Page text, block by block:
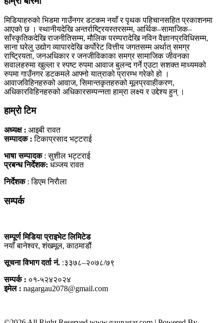
मिडियाहरुको भिडमा गाउँनगर डटकम नयाँ र पृथक पहिचानसहित प्रकाशनमा
आएको छ । स्थानीयदेखि अन्तर्राष्ट्रियस्तरसम्म, आर्थिक–सामाजिक–
साँस्कृतिकदेखि राजनीतिसम्म, मौलिक परम्परादेखि नविन वैज्ञानप्रविधिसम्म,
साना घरेलु उद्योग व्यापारदेखि कर्पोरेट वित्तीय जगतसम्म अर्थात् समग्र
राष्ट्रियता, जनअधिकार र जनजीविकाका समग्र सामाजिक जीवनका
सवालहरुमा खुल्ला र स्पष्ट रुपमा आवाज बुलन्द गर्ने एउटा सशक्त माध्यमको
रुपमा गाउँनगर डटकमले आफ्नो यात्राको प्रारम्भ गरेको हो ।
आवाजविहिनहरुको आवाज, सिमान्तकृतहरुको मूलप्रवाहीकरण,
अधिकारविहिनहरुको अधिकारसम्पन्नता हाम्रा लक्ष्य र उद्देश्य हुन् ।
हाम्राे टिम
अध्यक्ष : आइबी रावत
सम्पादक :टिकाप्रसाद भट्टराई
भाषा सम्पादक: सुशील भट्टराई
प्रबन्ध निर्देशक: धञ्जय रावत
निर्देशक: डिएम निराैला
सम्पर्क
सम्पूर्ण मिडिया प्राइभेट लिमिटेड
नयाँ बानेश्वर, शंखमूल, काठमाडौं
सूचना विभाग दर्ता नं. :३३७८–२०७८/७९
सम्पर्क : ०१-५२४२०२४
इमेल : nagargau2078@gmail.com